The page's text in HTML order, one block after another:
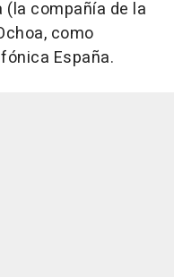
(la compañía de la
como
España.